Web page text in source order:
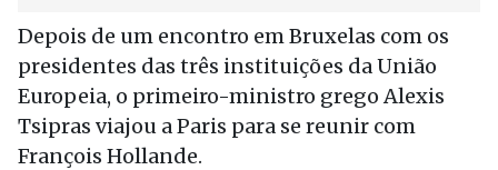
Depois de um encontro em Bruxelas com os
presidentes das três instituições da União
Europeia, o primeiro-ministro grego Alexis
Tsipras viajou a Paris para se reunir com
François Hollande.